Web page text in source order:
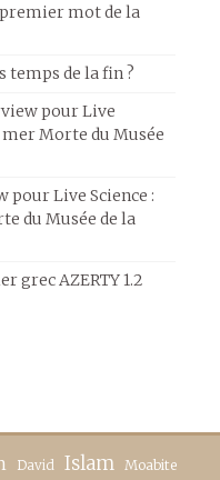
mot de la
temps de la fin ?
pour Live
mer Morte du Musée
pour Live Science :
du Musée de la
grec AZERTY 1.2
David Islam Moabite